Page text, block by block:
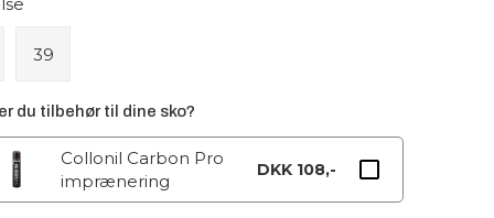
39
du tilbehør til dine sko?
Collonil Carbon Pro
imprænering
DKK 108,-